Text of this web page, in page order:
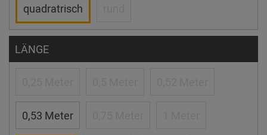
quadratrisch
LÄNGE
0,53 Meter